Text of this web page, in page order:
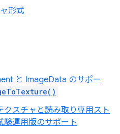
形式
と ImageData のサポー
クスチャと読み取り専用スト
験運用版のサポート